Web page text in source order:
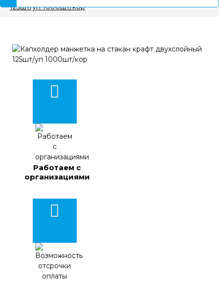
125шт/уп 1000шт/кор
Работаем с
организациями